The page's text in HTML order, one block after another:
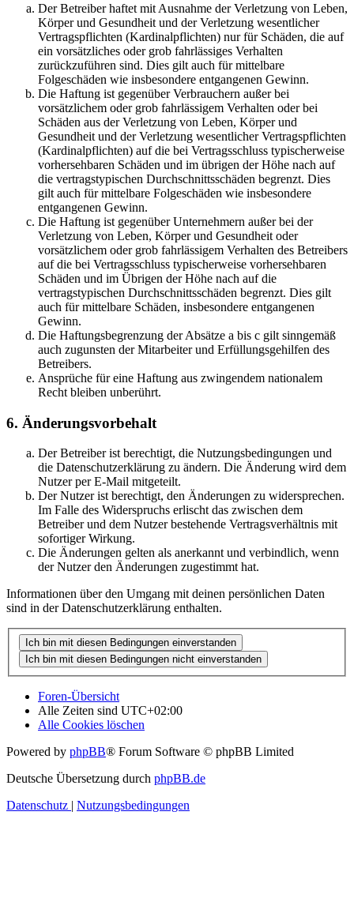
Der Betreiber haftet mit Ausnahme der Verletzung von Leben,
Körper und Gesundheit und der Verletzung wesentlicher
Vertragspflichten (Kardinalpflichten) nur für Schäden, die auf
ein vorsätzliches oder grob fahrlässiges Verhalten
zurückzuführen sind. Dies gilt auch für mittelbare
Folgeschäden wie insbesondere entgangenen Gewinn.
Die Haftung ist gegenüber Verbrauchern außer bei
vorsätzlichem oder grob fahrlässigem Verhalten oder bei
Schäden aus der Verletzung von Leben, Körper und
Gesundheit und der Verletzung wesentlicher Vertragspflichten
(Kardinalpflichten) auf die bei Vertragsschluss typischerweise
vorhersehbaren Schäden und im übrigen der Höhe nach auf
die vertragstypischen Durchschnittsschäden begrenzt. Dies
gilt auch für mittelbare Folgeschäden wie insbesondere
entgangenen Gewinn.
Die Haftung ist gegenüber Unternehmern außer bei der
Verletzung von Leben, Körper und Gesundheit oder
vorsätzlichem oder grob fahrlässigem Verhalten des Betreibers
auf die bei Vertragsschluss typischerweise vorhersehbaren
Schäden und im Übrigen der Höhe nach auf die
vertragstypischen Durchschnittsschäden begrenzt. Dies gilt
auch für mittelbare Schäden, insbesondere entgangenen
Gewinn.
Die Haftungsbegrenzung der Absätze a bis c gilt sinngemäß
auch zugunsten der Mitarbeiter und Erfüllungsgehilfen des
Betreibers.
Ansprüche für eine Haftung aus zwingendem nationalem
Recht bleiben unberührt.
6. Änderungsvorbehalt
Der Betreiber ist berechtigt, die Nutzungsbedingungen und
die Datenschutzerklärung zu ändern. Die Änderung wird dem
Nutzer per E-Mail mitgeteilt.
Der Nutzer ist berechtigt, den Änderungen zu widersprechen.
Im Falle des Widerspruchs erlischt das zwischen dem
Betreiber und dem Nutzer bestehende Vertragsverhältnis mit
sofortiger Wirkung.
Die Änderungen gelten als anerkannt und verbindlich, wenn
der Nutzer den Änderungen zugestimmt hat.
Informationen über den Umgang mit deinen persönlichen Daten
sind in der Datenschutzerklärung enthalten.
Foren-Übersicht
Alle Zeiten sind UTC+02:00
Alle Cookies löschen
Powered by phpBB® Forum Software © phpBB Limited
Deutsche Übersetzung durch phpBB.de
Datenschutz | Nutzungsbedingungen